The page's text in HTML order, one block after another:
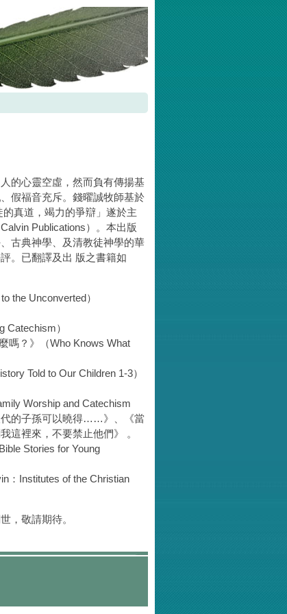
的心靈空虛，然而負有傳揚基
假福音充斥。錢曜誠牧師基於
真道，竭力的爭辯」遂於主
Publications）。本出版
古典神學、及清教徒神學的華
。已翻譯及出 版之書籍如
the Unconverted）
Catechism）
嗎？》（Who Knows What
Told to Our Children 1-3）
Worship and Catechism
的子孫可以曉得……》
《當
這裡來，不要禁止他們》 。
Stories for Young
：Institutes of the Christian
，敬請期待。